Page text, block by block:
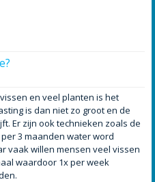
en veel planten is het
is dan niet zo groot en de
Er zijn ook technieken zoals de
3 maanden water word
vaak willen mensen veel vissen
waardoor 1x per week